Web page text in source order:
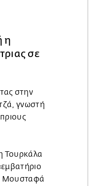
η
σε
στην
γνωστή
Τουρκάλα
Μουσταφά